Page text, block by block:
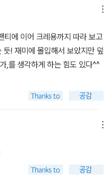
티에 이어 크레용까지 따라 보고
! 재미에 몰입해서 보았지만 덮
,를 생각하게 하는 힘도 있다^^